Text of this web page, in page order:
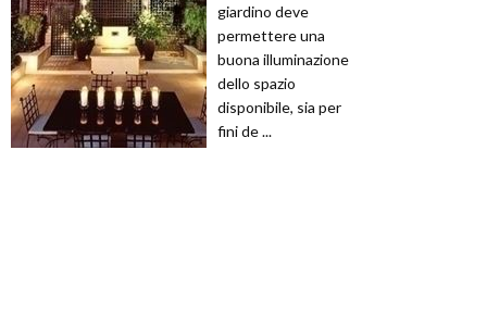
giardino deve
permettere una
buona illuminazione
dello spazio
disponibile, sia per
fini de ...